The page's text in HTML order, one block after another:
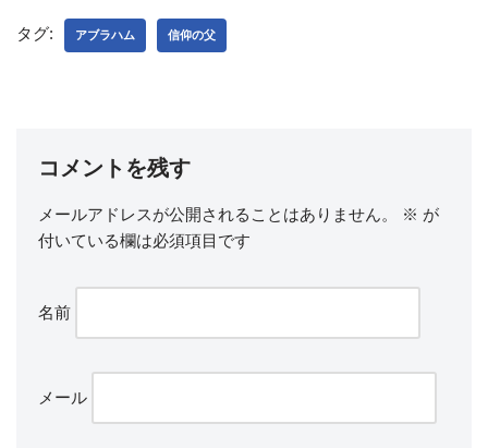
タグ: アブラハム 信仰の父
コメントを残す
メールアドレスが公開されることはありません。 ※ が
付いている欄は必須項目です
名前
メール